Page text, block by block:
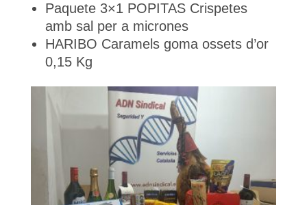
Paquete 3×1 POPITAS Crispetes
amb sal per a micrones
HARIBO Caramels goma ossets d’or
0,15 Kg